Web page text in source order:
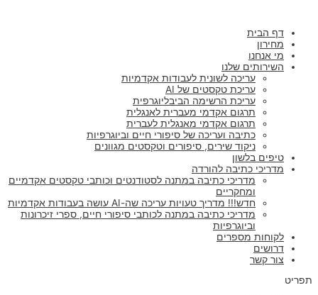
דף הבית
מחירון
מי אנחנו
השירותים שלנו
עריכה לשונית לעבודות אקדמיות
עריכת טקסטים של AI
עריכת הרשימה הביבליוגרפית
תרגום אקדמי מעברית לאנגלית
תרגום אקדמי מאנגלית לעברית
כתיבה ועריכה של סיפורי חיים וביוגרפיות
ניקוד שירים, סיפורים וטקסטים מגוונים
טיפים בלשון
מדריכי כתיבה להורדה
מדריכי כתיבה במתנה לסטודנטים וכותבי טקסטים אקדמיים
ומחקריים
חדש!!! מדריך טעויות עריכה שה-AI עושה בעבודות אקדמיות
מדריכי כתיבה במתנה לכותבי סיפורי חיים, ספרי זיכרונות
וביוגרפיות
לקוחות מספרים
דרושים
צור קשר
תפריט